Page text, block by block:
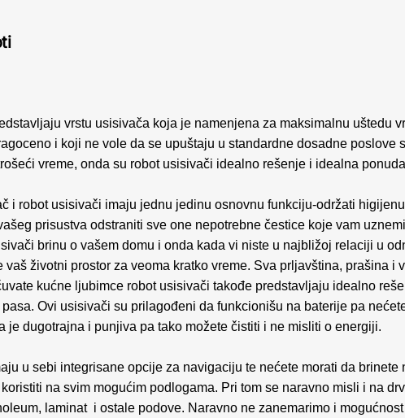
vrstu usisivača koja je namenjena za maksimalnu uštedu
i koji ne vole da se upuštaju u standardne dosadne poslove
vreme, onda su robot usisivači idealno rešenje i idealna
i robot usisivači imaju jednu jedinu osnovnu funkciju-održati
prisustva odstraniti sve one nepotrebne čestice koje vam
brinu o vašem domu i onda kada vi niste u najbližoj relaciji u
vaš životni prostor za veoma kratko vreme. Sva prljavština, prašina i
kućne ljubimce robot usisivači takođe predstavljaju idealno
Ovi usisivači su prilagođeni da funkcionišu na baterije pa
je dugotrajna i punjiva pa tako možete čistiti i ne misliti o energiji.
u sebi integrisane opcije za navigaciju te nećete morati da
na svim mogućim podlogama. Pri tom se naravno misli i na
laminat i ostale podove. Naravno ne zanemarimo i